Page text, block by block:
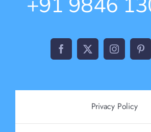
Privacy Policy